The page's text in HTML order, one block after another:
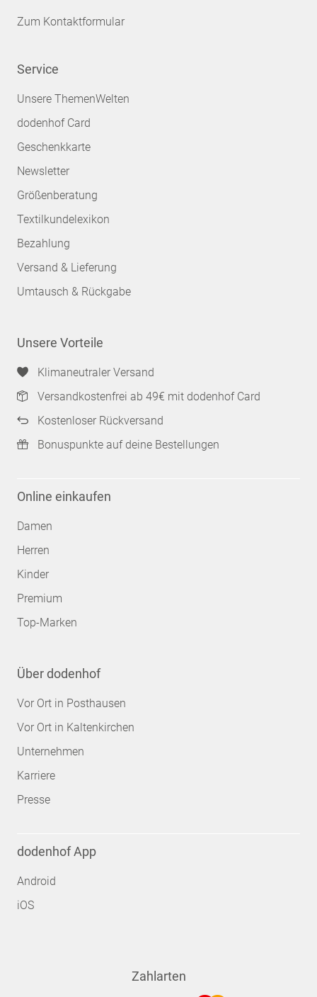
Zum Kontaktformular
Service
Unsere ThemenWelten
dodenhof Card
Geschenkkarte
Newsletter
Größenberatung
Textilkundelexikon
Bezahlung
Versand & Lieferung
Umtausch & Rückgabe
Unsere Vorteile
Klimaneutraler Versand
Versandkostenfrei ab 49€ mit dodenhof Card
Kostenloser Rückversand
Bonuspunkte auf deine Bestellungen
Online einkaufen
Damen
Herren
Kinder
Premium
Top-Marken
Über dodenhof
Vor Ort in Posthausen
Vor Ort in Kaltenkirchen
Unternehmen
Karriere
Presse
dodenhof App
Android
iOS
Zahlarten